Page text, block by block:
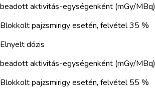
beadott aktivitás-egységenként (mGy/MBq)
Blokkolt pajzsmirigy esetén, felvétel 35 %
Elnyelt dózis
beadott aktivitás-egységenként (mGy/MBq)
Blokkolt pajzsmirigy esetén, felvétel 55 %